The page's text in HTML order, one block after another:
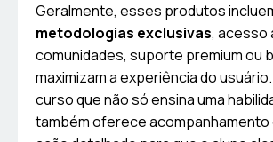
Geralmente, esses produtos
metodologias exclusivas, acesso
comunidades, suporte premium ou
maximizam a experiência do
curso que não só ensina uma
também oferece acompanhamento